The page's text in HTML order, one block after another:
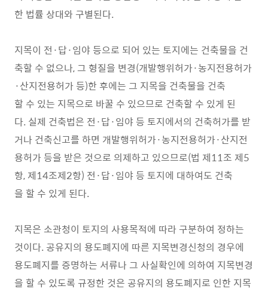
한 법률 상대와 구별된다.
지목이 전·답·임야 등으로 되어 있는 토지에는 건축물을 건
축할 수 없으나, 그 형질을 변경(개발행위허가·농지전용허가
·산지전용허가 등)한 후에는 그 지목을 건축물을 건축
할 수 있는 지목으로 바꿀 수 있으므로 건축할 수 있게 된
다. 실제 건축법은 전·답·임야 등 토지에서의 건축허가를 받
거나 건축신고를 하면 개발행위허가·농지전용허가·산지전
용허가 등을 받은 것으로 의제하고 있으므로(법 제11조 제5
항, 제14조제2항) 전·답·임야 등 토지에 대하여도 건축
을 할 수 있게 된다.
지목은 소관청이 토지의 사용목적에 따라 구분하여 정하는
것이다. 공유지의 용도폐지에 따른 지목변경신청의 경우에
용도폐지를 증명하는 서류나 그 사실확인에 의하여 지목변경
을 할 수 있도록 규정한 것은 공유지의 용도폐지로 인한 지목